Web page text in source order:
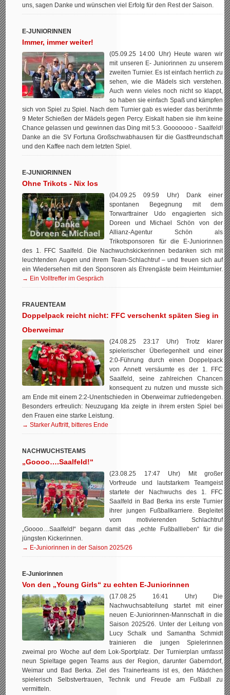
uns, sagen Danke und wünschen viel Erfolg für den Rest der Saison.
E-JUNIORINNEN
Immer, immer weiter!
(05.09.25 14:00 Uhr) Heute waren wir
mit unseren E- Juniorinnen zu unserem
zweiten Turnier. Es ist einfach herrlich zu
sehen, wie die Mädels sich verstehen.
Auch wenn vieles noch nicht so klappt,
so haben sie einfach Spaß und kämpfen
sich von Spiel zu Spiel. Nach dem Turnier gab es wieder das berühmte
9 Meter Schießen der Mädels gegen Percy. Eiskalt haben sie ihm keine
Chance gelassen und gewinnen das Ding mit 5:3. Gooooooo - Saalfeld!
Danke an die SV Fortuna Großschwabhausen für die Gastfreundschaft
und den Kaffee nach dem letzten Spiel.
E-JUNIORINNEN
Ohne Trikots - Nix los
(04.09.25 09:59 Uhr) Dank einer
spontanen Begegnung mit dem
Torwarttrainer Udo engagierten sich
Doreen und Michael Schön von der
Allianz-Agentur Schön als
Trikotsponsoren für die E-Juniorinnen
des 1. FFC Saalfeld. Die Nachwuchskickerinnen bedanken sich mit
leuchtenden Augen und ihrem Team-Schlachtruf – und freuen sich auf
ein Wiedersehen mit den Sponsoren als Ehrengäste beim Heimturnier.
→ Ein Volltreffer im Gespräch
FRAUENTEAM
Doppelpack reicht nicht: FFC verschenkt späten Sieg in
Oberweimar
(24.08.25 23:17 Uhr) Trotz klarer
spielerischer Überlegenheit und einer
2:0-Führung durch einen Doppelpack
von Annett versäumte es der 1. FFC
Saalfeld, seine zahlreichen Chancen
konsequent zu nutzen und musste sich
am Ende mit einem 2:2-Unentschieden in Oberweimar zufriedengeben.
Besonders erfreulich: Neuzugang Ida zeigte in ihrem ersten Spiel bei
den Frauen eine starke Leistung.
→ Starker Auftritt, bitteres Ende
NACHWUCHSTEAMS
„Goooo….Saalfeld!“
(23.08.25 17:47 Uhr) Mit großer
Vorfreude und lautstarkem Teamgeist
startete der Nachwuchs des 1. FFC
Saalfeld in Bad Berka ins erste Turnier
ihrer jungen Fußballkarriere. Begleitet
vom motivierenden Schlachtruf
„Goooo…Saalfeld!“ begann damit das „echte Fußballleben“ für die
jüngsten Kickerinnen.
→ E-Juniorinnen in der Saison 2025/26
E-Juniorinnen
Von den „Young Girls“ zu echten E-Juniorinnen
(17.08.25 16:41 Uhr) Die
Nachwuchsabteilung startet mit einer
neuen E-Juniorinnen-Mannschaft in die
Saison 2025/26. Unter der Leitung von
Lucy Schalk und Samantha Schmidt
trainieren die jungen Spielerinnen
zweimal pro Woche auf dem Lok-Sportplatz. Der Turnierplan umfasst
neun Spieltage gegen Teams aus der Region, darunter Gaberndorf,
Weimar und Bad Berka. Ziel des Trainerteams ist es, den Mädchen
spielerisch Selbstvertrauen, Technik und Freude am Fußball zu
vermitteln.